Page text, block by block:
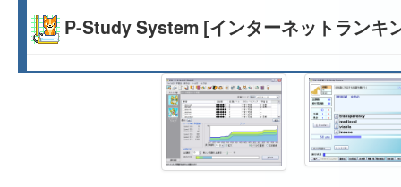
P-Study System [インターネットランキ